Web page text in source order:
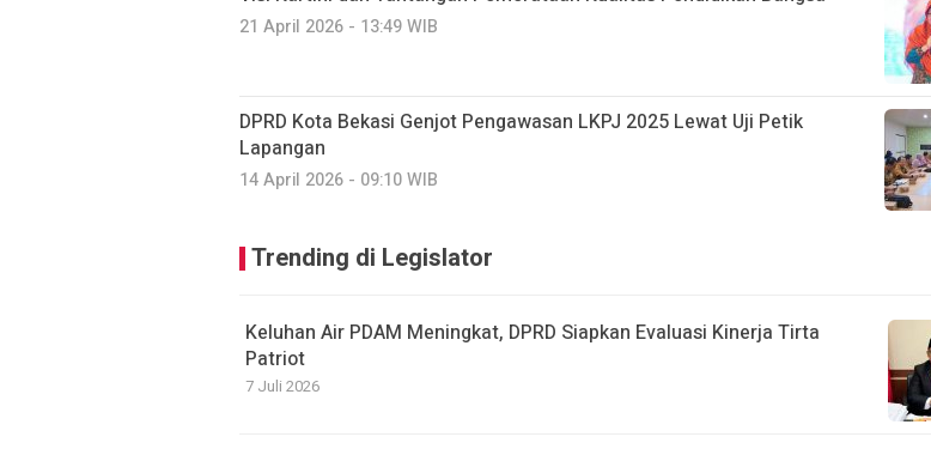
21 April 2026 - 13:49 WIB
DPRD Kota Bekasi Genjot Pengawasan LKPJ 2025 Lewat Uji Petik
Lapangan
14 April 2026 - 09:10 WIB
Trending di Legislator
Keluhan Air PDAM Meningkat, DPRD Siapkan Evaluasi Kinerja Tirta
Patriot
7 Juli 2026